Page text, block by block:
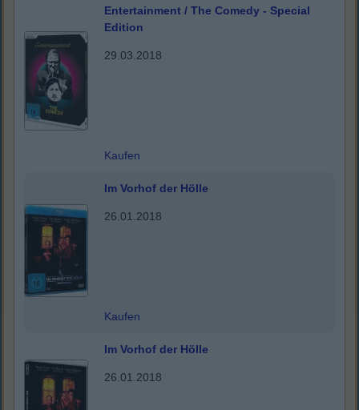
Entertainment / The Comedy - Special
Edition
29.03.2018
Kaufen
Im Vorhof der Hölle
26.01.2018
Kaufen
Im Vorhof der Hölle
26.01.2018